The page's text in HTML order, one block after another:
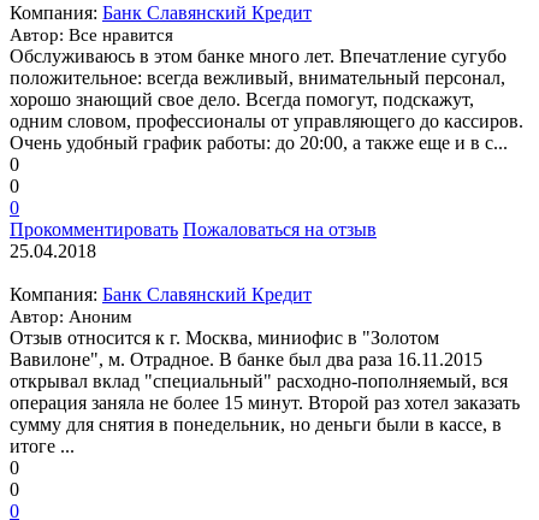
Компания: Банк Славянский Кредит
Автор: Все нравится
Обслуживаюсь в этом банке много лет. Впечатление сугубо
положительное: всегда вежливый, внимательный персонал,
хорошо знающий свое дело. Всегда помогут, подскажут,
одним словом, профессионалы от управляющего до кассиров.
Очень удобный график работы: до 20:00, а также еще и в с...
0
0
0
Прокомментировать Пожаловаться на отзыв
25.04.2018
Компания: Банк Славянский Кредит
Автор: Аноним
Отзыв относится к г. Москва, миниофис в "Золотом
Вавилоне", м. Отрадное. В банке был два раза 16.11.2015
открывал вклад "специальный" расходно-пополняемый, вся
операция заняла не более 15 минут. Второй раз хотел заказать
сумму для снятия в понедельник, но деньги были в кассе, в
итоге ...
0
0
0